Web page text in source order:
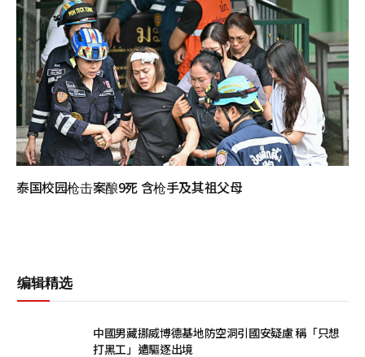
泰国校园枪击案酿9死 含枪手及其祖父母
编辑精选
中國男藏挪威博德基地防空洞引國安疑慮 稱「只想
打黑工」遭驅逐出境